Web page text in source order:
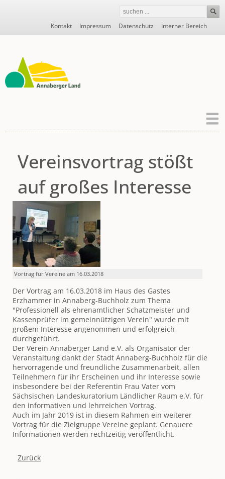
Navigation
überspringen
Kontakt Impressum Datenschutz Interner Bereich
Vereinsvortrag stößt
auf großes Interesse
Vortrag für Vereine am 16.03.2018
Der Vortrag am 16.03.2018 im Haus des Gastes
Erzhammer in Annaberg-Buchholz zum Thema
"Professionell als ehrenamtlicher Schatzmeister und
Kassenprüfer im gemeinnützigen Verein" wurde mit
großem Interesse angenommen und erfolgreich
durchgeführt.
Der Verein Annaberger Land e.V. als Organisator der
Veranstaltung dankt der Stadt Annaberg-Buchholz für die
hervorragende und freundliche Zusammenarbeit, allen
Teilnehmern für ihr Erscheinen und ihr Interesse sowie
insbesondere bei der Referentin Frau Vater vom
Sächsischen Landeskuratorium Ländlicher Raum e.V. für
den informativen und lehrreichen Vortrag.
Auch im Jahr 2019 ist in diesem Rahmen ein weiterer
Vortrag für die Zielgruppe Vereine geplant. Genauere
Informationen werden rechtzeitig veröffentlicht.
Zurück